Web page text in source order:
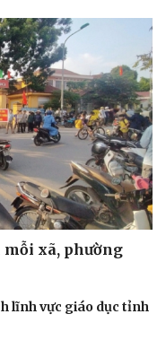
trí
sĩ
trang
Việt
mỗi xã, phường
lĩnh vực giáo dục tỉnh